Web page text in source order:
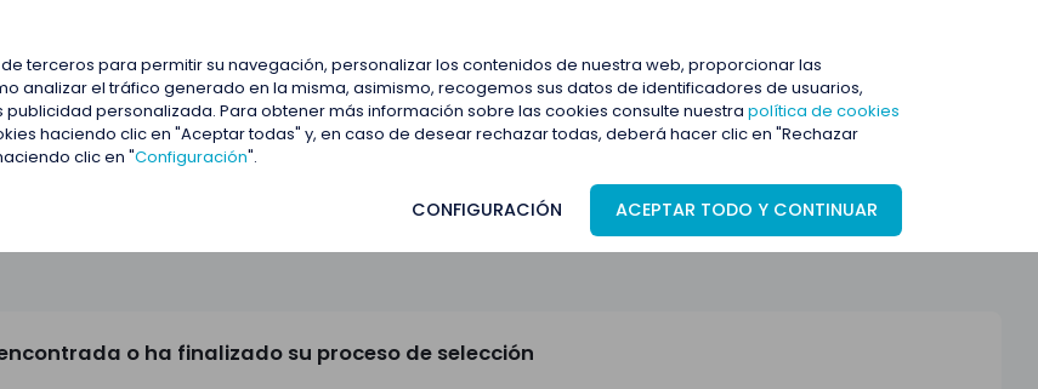
de terceros para permitir su navegación, personalizar los contenidos de nuestra web, proporcionar las
analizar el tráfico generado en la misma, asimismo, recogemos sus datos de identificadores de usuarios,
personalizada. Para obtener más información sobre las cookies consulte nuestra política de cookies
haciendo clic en "Aceptar todas" y, en caso de desear rechazar todas, deberá hacer clic en "Rechazar
clic en "Configuración".
CONFIGURACIÓN ACEPTAR TODO Y CONTINUAR
o ha finalizado su proceso de selección